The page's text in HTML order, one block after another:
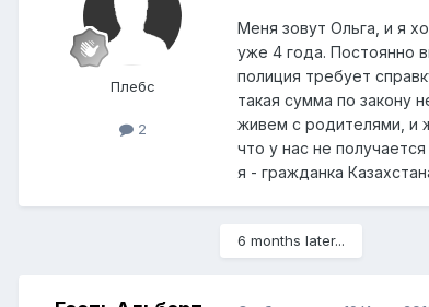
Плебс
2
Меня зовут Ольга, и я
уже 4 года. Постоянно
полиция требует
такая сумма по закону
живем с родителями, и
что у нас не
я - гражданка
6 months later...